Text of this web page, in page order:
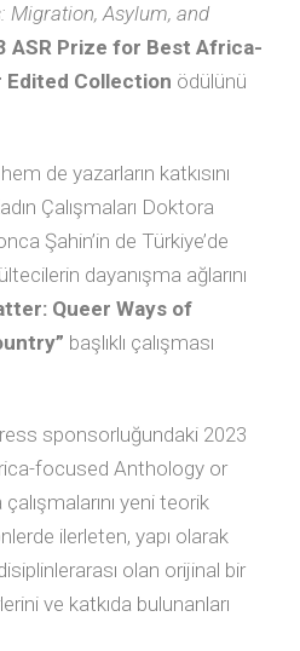
Migration, Asylum, and
ASR Prize for Best Africa-
Collection ödülünü
de yazarların katkısını
Çalışmaları Doktora
Şahin’in de Türkiye’de
dayanışma ağlarını
Queer Ways of
başlıklı çalışması
sponsorluğundaki 2023
focused Anthology or
yeni teorik
ilerleten, yapı olarak
olan orijinal bir
ve katkıda bulunanları